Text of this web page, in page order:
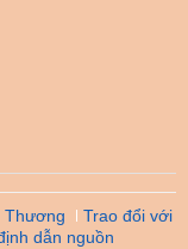
Thương
Trao đổi với
dẫn nguồn